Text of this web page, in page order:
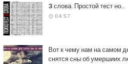
3 слова. Простой тест но..
04:57
Вот к чему нам на самом
снятся сны об умершиих